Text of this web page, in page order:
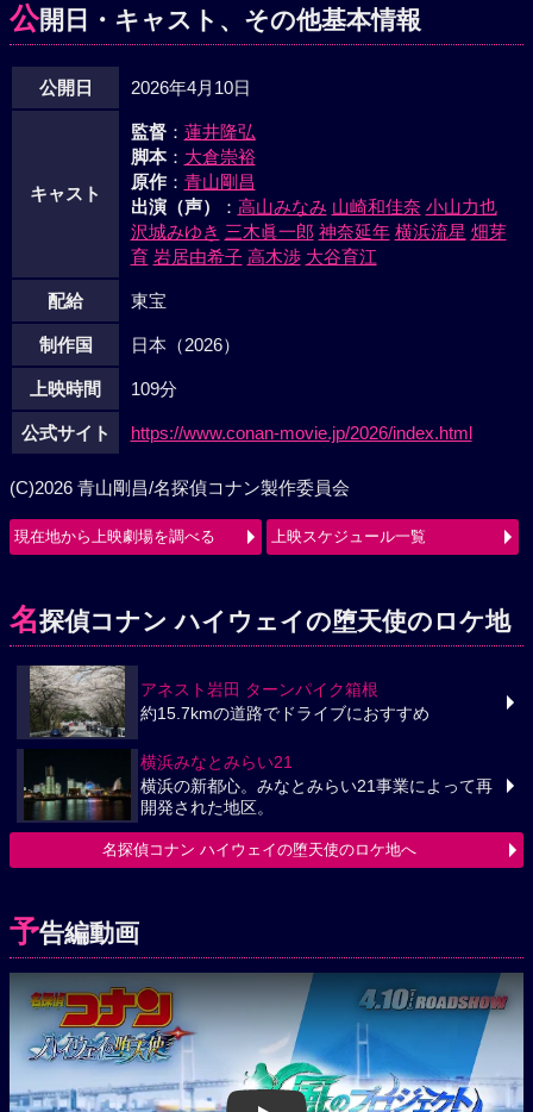
公開日・キャスト、その他基本情報
公開日 2026年4月10日
キャスト
監督： 蓮井隆弘
脚本： 大倉崇裕
原作： 青山剛昌
出演（声）
： 高山みなみ 山崎和佳奈 小山力也
沢城みゆき 三木眞一郎 神奈延年 横浜流星 畑芽
育 岩居由希子 高木渉 大谷育江
配給 東宝
制作国 日本（2026）
上映時間 109分
公式サイト https://www.conan-movie.jp/2026/index.html
(C)2026 青山剛昌/名探偵コナン製作委員会
現在地から上映劇場を調べる 上映スケジュール一覧
名探偵コナン ハイウェイの堕天使のロケ地
アネスト岩田 ターンパイク箱根
約15.7kmの道路でドライブにおすすめ
横浜みなとみらい21
横浜の新都心。みなとみらい21事業によって再
開発された地区。
名探偵コナン ハイウェイの堕天使のロケ地へ
予告編動画